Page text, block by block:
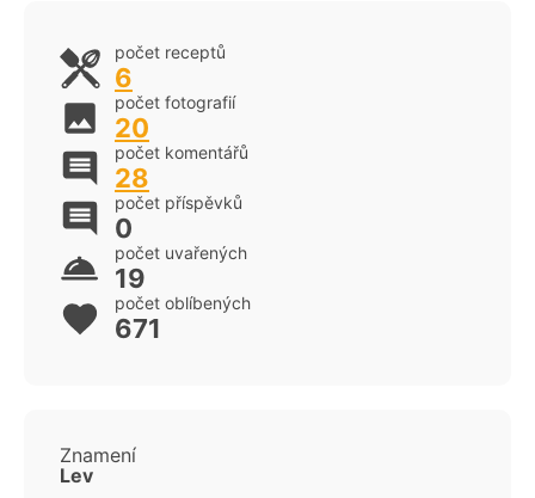
počet receptů
6
počet fotografií
20
počet komentářů
28
počet příspěvků
0
počet uvařených
19
počet oblíbených
671
Znamení
Lev